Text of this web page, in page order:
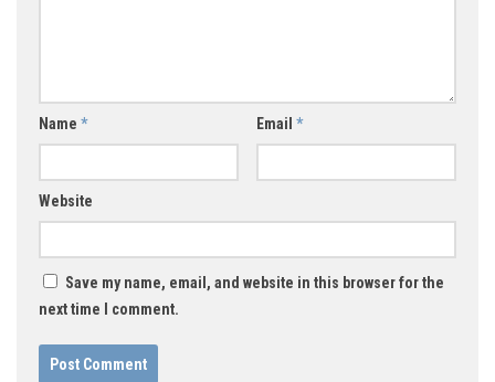
Name * Email *
Website
Save my name, email, and website in this browser for the
next time I comment.